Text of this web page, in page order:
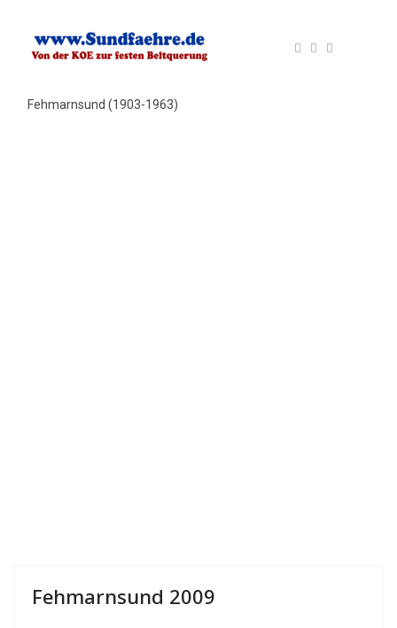
Fehmarnsund (1903-1963)
Fehmarnsund 2009